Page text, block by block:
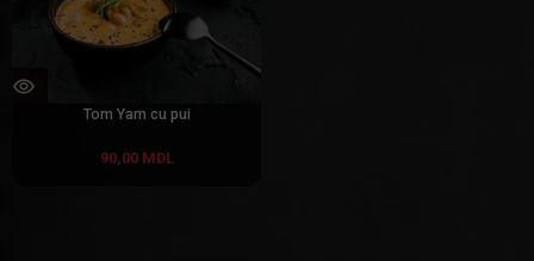
Tom Yam cu pui
90,00 MDL